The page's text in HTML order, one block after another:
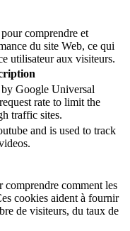
comprendre et
du site Web, ce qui
utilisateur aux visiteurs.
Google Universal
rate to limit the
traffic sites.
and is used to track
comprendre comment les
cookies aident à fournir
de visiteurs, du taux de